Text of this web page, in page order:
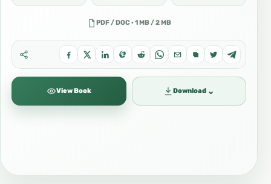
PDF / DOC · 1 MB / 2 MB
View Book Download ⌄